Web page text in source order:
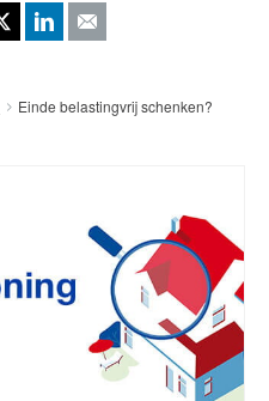
Einde belastingvrij schenken?